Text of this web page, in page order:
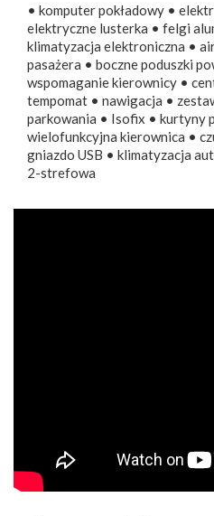
• komputer pokładowy •
elektryczne lusterka • felgi
klimatyzacja elektroniczna •
pasażera • boczne poduszki
wspomaganie kierownicy •
tempomat • nawigacja •
parkowania • Isofix • kurtyny
wielofunkcyjna kierownica •
gniazdo USB • klimatyzacja
2-strefowa